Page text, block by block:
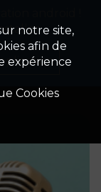
notre site,
afin de
expérience
Cookies